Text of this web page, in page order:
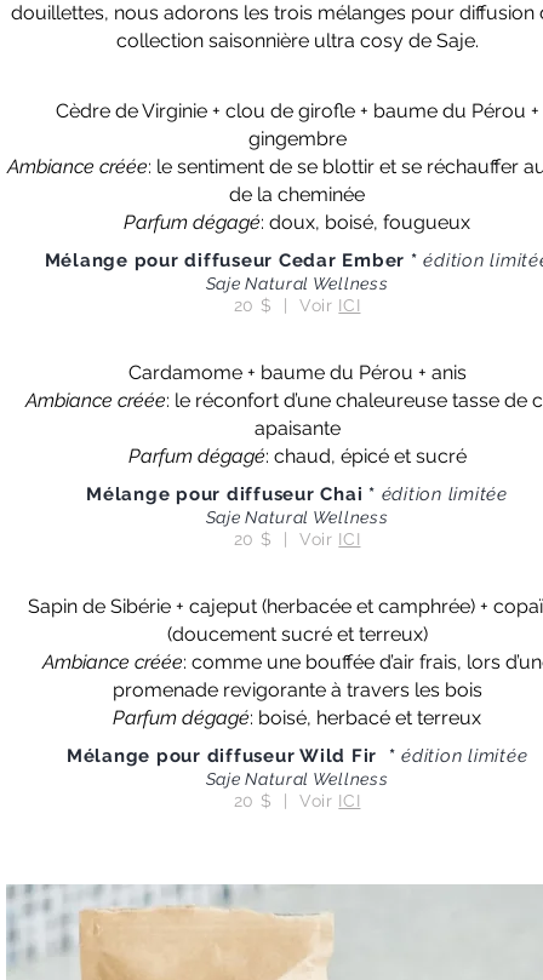
douillettes, nous adorons les trois mélanges pour diffusion
collection saisonnière ultra cosy de Saje.
Cèdre de Virginie + clou de girofle + baume du Pérou +
gingembre
Ambiance créée: le sentiment de se blottir et se réchauffer
de la cheminée
Parfum dégagé: doux, boisé, fougueux
Mélange pour diffuseur Cedar Ember *édition
Saje Natural Wellness
20 $ | Voir ICI
Cardamome + baume du Pérou + anis
Ambiance créée: le réconfort d’une chaleureuse tasse de
apaisante
Parfum dégagé: chaud, épicé et sucré
Mélange pour diffuseur Chai * édition limitée
Saje Natural Wellness
20 $ | Voir ICI
Sapin de Sibérie + cajeput (herbacée et camphrée) +
(doucement sucré et terreux)
Ambiance créée: comme une bouffée d’air frais, lors
promenade revigorante à travers les bois
Parfum dégagé: boisé, herbacé et terreux
Mélange pour diffuseur Wild Fir * édition limitée
Saje Natural Wellness
20 $ | Voir ICI